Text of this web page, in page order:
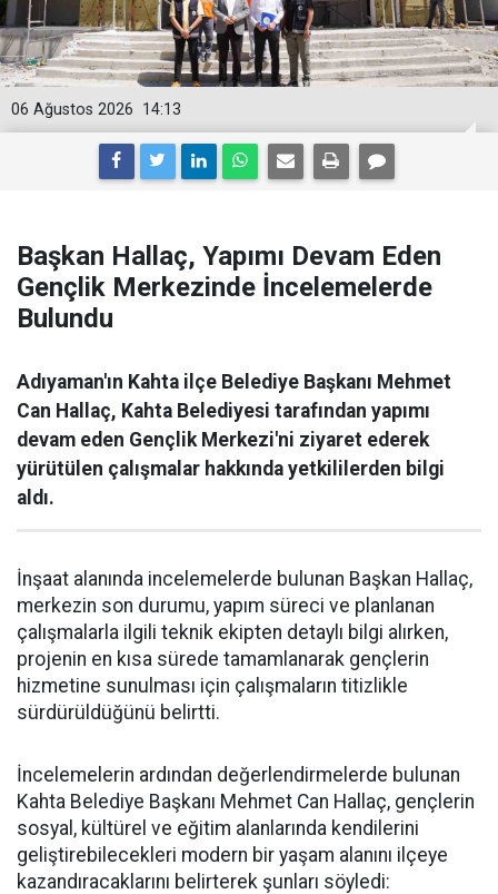
14:13
06 Ağustos 2026
Başkan Hallaç, Yapımı Devam Eden
Gençlik Merkezinde İncelemelerde
Bulundu
Adıyaman'ın Kahta ilçe Belediye Başkanı Mehmet
Can Hallaç, Kahta Belediyesi tarafından yapımı
devam eden Gençlik Merkezi'ni ziyaret ederek
yürütülen çalışmalar hakkında yetkililerden bilgi
aldı.
İnşaat alanında incelemelerde bulunan Başkan Hallaç,
merkezin son durumu, yapım süreci ve planlanan
çalışmalarla ilgili teknik ekipten detaylı bilgi alırken,
projenin en kısa sürede tamamlanarak gençlerin
hizmetine sunulması için çalışmaların titizlikle
sürdürüldüğünü belirtti.
İncelemelerin ardından değerlendirmelerde bulunan
Kahta Belediye Başkanı Mehmet Can Hallaç, gençlerin
sosyal, kültürel ve eğitim alanlarında kendilerini
geliştirebilecekleri modern bir yaşam alanını ilçeye
kazandıracaklarını belirterek şunları söyledi: